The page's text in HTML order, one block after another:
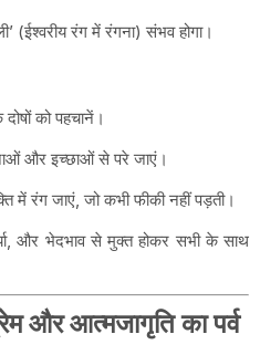
(ईश्वरीय रंग में रंगना) संभव होगा।
को पहचानें।
और इच्छाओं से परे जाएं।
में रंग जाएं, जो कभी फीकी नहीं पड़ती।
और भेदभाव से मुक्त होकर सभी के साथ
और आत्मजागृति का पर्व